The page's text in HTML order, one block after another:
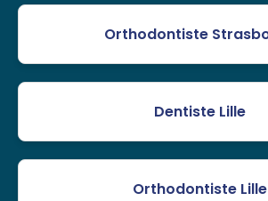
Orthodontiste
Dentiste Lille
Orthodontiste Lille